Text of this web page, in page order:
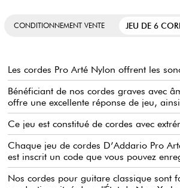
CONDITIONNEMENT VENTE JEU DE 6
Les cordes Pro Arté Nylon offrent les
Bénéficiant de nos cordes graves avec
offre une excellente réponse de jeu,
Ce jeu est constitué de cordes avec
Chaque jeu de cordes D’Addario Pro
est inscrit un code que vous pouvez
Nos cordes pour guitare classique sont